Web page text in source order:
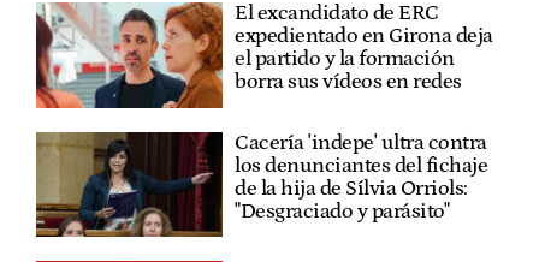
El excandidato de ERC
expedientado en Girona deja
el partido y la formación
borra sus vídeos en redes
Cacería 'indepe' ultra contra
los denunciantes del fichaje
de la hija de Sílvia Orriols:
"Desgraciado y parásito"